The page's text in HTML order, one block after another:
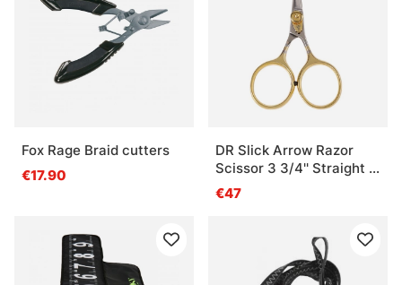
Fox Rage Braid cutters
€17.90
DR Slick Arrow Razor
Scissor 3 3/4'' Straight -
Adjustable Tension
€47